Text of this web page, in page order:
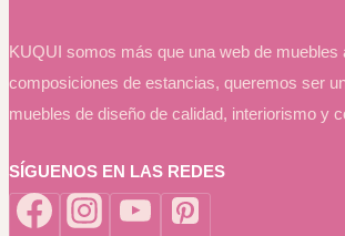
KUQUI somos más que una web de muebles
composiciones de estancias, queremos ser
muebles de diseño de calidad, interiorismo y
SÍGUENOS EN LAS REDES